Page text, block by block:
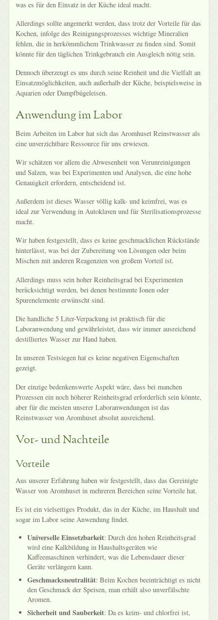
was es für den Einsatz in der Küche ideal macht.
Allerdings sollte angemerkt werden, dass trotz der Vorteile für das
Kochen, infolge des Reinigungsprozesses wichtige Mineralien
fehlen, die in herkömmlichem Trinkwasser zu finden sind. Somit
könnte für den täglichen Trinkgebrauch ein Ausgleich nötig sein.
Dennoch überzeugt es uns durch seine Reinheit und die Vielfalt an
Einsatzmöglichkeiten, auch außerhalb der Küche, beispielsweise in
Aquarien oder Dampfbügeleisen.
Anwendung im Labor
Beim Arbeiten im Labor hat sich das Aromhuset Reinstwasser als
eine unverzichtbare Ressource für uns erwiesen.
Wir schätzen vor allem die Abwesenheit von Verunreinigungen
und Salzen, was bei Experimenten und Analysen, die eine hohe
Genauigkeit erfordern, entscheidend ist.
Außerdem ist dieses Wasser völlig kalk- und keimfrei, was es
ideal zur Verwendung in Autoklaven und für Sterilisationsprozesse
macht.
Wir haben festgestellt, dass es keine geschmacklichen Rückstände
hinterlässt, was bei der Zubereitung von Lösungen oder beim
Mischen mit anderen Reagenzien von großem Vorteil ist.
Allerdings muss sein hoher Reinheitsgrad bei Experimenten
berücksichtigt werden, bei denen bestimmte Ionen oder
Spurenelemente erwünscht sind.
Die handliche 5 Liter-Verpackung ist praktisch für die
Laboranwendung und gewährleistet, dass wir immer ausreichend
destilliertes Wasser zur Hand haben.
In unseren Testsiegen hat es keine negativen Eigenschaften
gezeigt.
Der einzige bedenkenswerte Aspekt wäre, dass bei manchen
Prozessen ein noch höherer Reinheitsgrad erforderlich sein könnte,
aber für die meisten unserer Laboranwendungen ist das
Reinstwasser von Aromhuset absolut ausreichend.
Vor- und Nachteile
Vorteile
Aus unserer Erfahrung haben wir festgestellt, dass das Gereinigte
Wasser von Aromhuset in mehreren Bereichen seine Vorteile hat.
Es ist ein vielseitiges Produkt, das in der Küche, im Haushalt und
sogar im Labor seine Anwendung findet.
Universelle Einsetzbarkeit: Durch den hohen Reinheitsgrad
wird eine Kalkbildung in Haushaltsgeräten wie
Kaffeemaschinen verhindert, was die Lebensdauer dieser
Geräte verlängern kann.
Geschmacksneutralität: Beim Kochen beeinträchtigt es nicht
den Geschmack der Speisen, man erhält also unverfälschte
Aromen.
Sicherheit und Sauberkeit: Da es keim- und chlorfrei ist,